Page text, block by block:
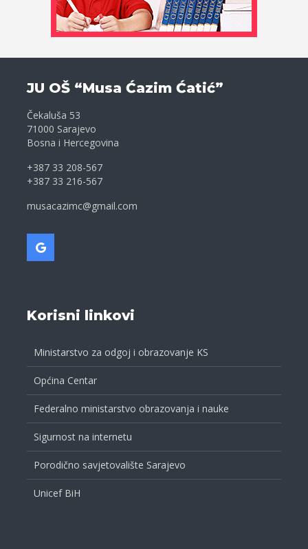
JU OŠ “Musa Ćazim Ćatić”
Čekaluša 53
71000 Sarajevo
Bosna i Hercegovina
+387 33 208-567
+387 33 216-567
musacazimc@gmail.com
Korisni linkovi
Ministarstvo za odgoj i obrazovanje KS
Općina Centar
Federalno ministarstvo obrazovanja i nauke
Sigurnost na internetu
Porodično savjetovalište Sarajevo
Unicef BiH